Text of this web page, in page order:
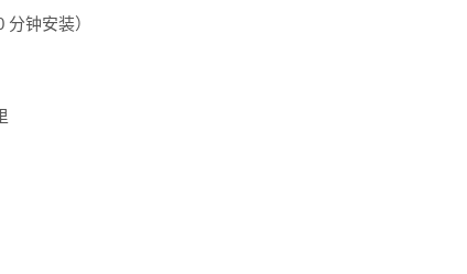
钟安装）